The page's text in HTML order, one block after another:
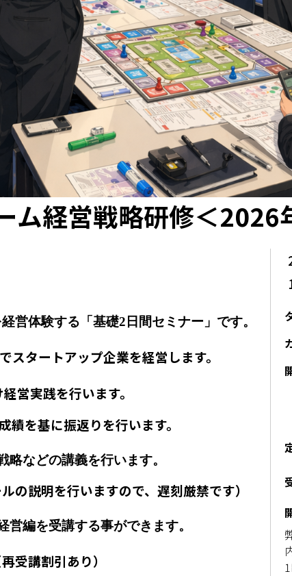
ム経営戦略研修＜
営体験する「基礎2日間セミナー」です。
スタートアップ企業を経営します。
営実践を行います。
を基に振返りを行います。
などの講義を行います。
の説明を行いますので、遅刻厳禁です）
編を受講する事ができます。
受講割引あり）